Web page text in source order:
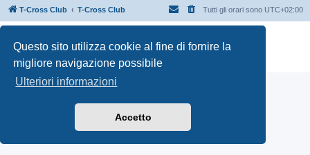
Questo sito utilizza cookie al fine di fornire la
migliore navigazione possibile
Ulteriori informazioni
Accetto
T-Cross Club T-Cross Club Tutti gli orari sono UTC+02:00
Traduzione ItalianaphpBB-Italia.it
Privacy |Condizioni